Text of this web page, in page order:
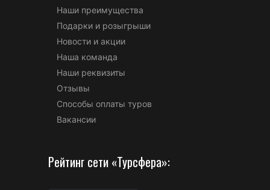
Наши преимущества
Подарки и розыгрыши
Новости и акции
Наша команда
Наши реквизиты
Отзывы
Способы оплаты туров
Вакансии
Рейтинг сети «Турсфера»: